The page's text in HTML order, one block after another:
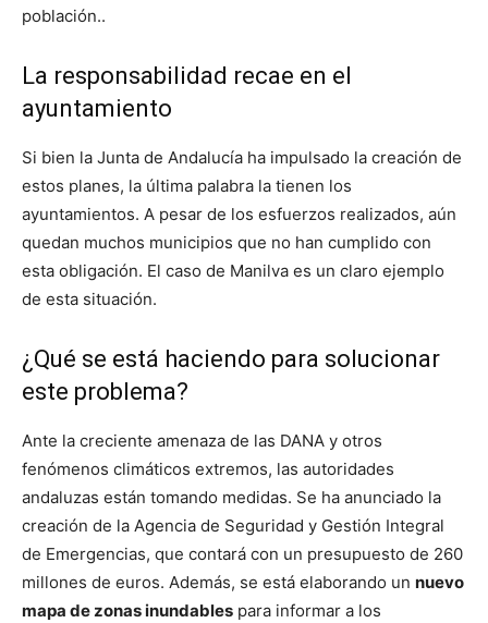
población..
La responsabilidad recae en el
ayuntamiento
Si bien la Junta de Andalucía ha impulsado la creación de
estos planes, la última palabra la tienen los
ayuntamientos. A pesar de los esfuerzos realizados, aún
quedan muchos municipios que no han cumplido con
esta obligación. El caso de Manilva es un claro ejemplo
de esta situación.
¿Qué se está haciendo para solucionar
este problema?
Ante la creciente amenaza de las DANA y otros
fenómenos climáticos extremos, las autoridades
andaluzas están tomando medidas. Se ha anunciado la
creación de la Agencia de Seguridad y Gestión Integral
de Emergencias, que contará con un presupuesto de 260
millones de euros. Además, se está elaborando un nuevo
mapa de zonas inundables para informar a los